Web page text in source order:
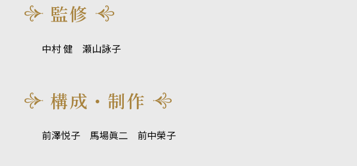
監修
中村 健 瀬山詠子
構成・制作
前澤悦子 馬場眞二 前中榮子